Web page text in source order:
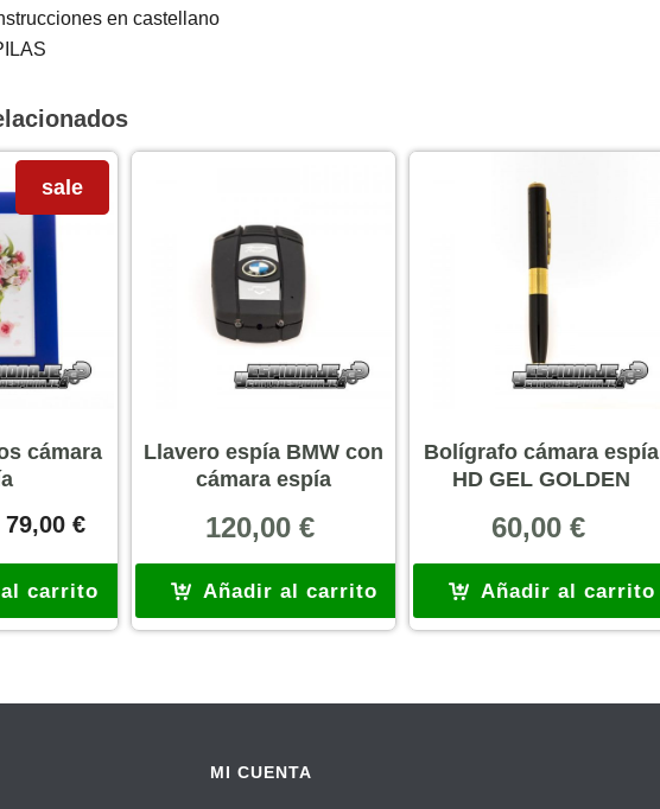
en castellano
sale
cámara
El
original
era:
105,00 €.
79,00€El
actual
es:
79,00 €.
carrito
Llavero espía BMW con
cámara espía
120,00€
Añadir al carrito
Bolígrafo cámara espía
HD GEL GOLDEN
60,00€
Añadir al carrito
MI CUENTA